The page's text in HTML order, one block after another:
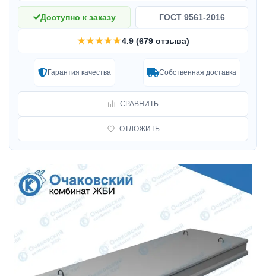
Доступно к заказу ГОСТ 9561-2016
★★★★★4.9 (679 отзыва)
Гарантия качества Собственная доставка
СРАВНИТЬ
ОТЛОЖИТЬ